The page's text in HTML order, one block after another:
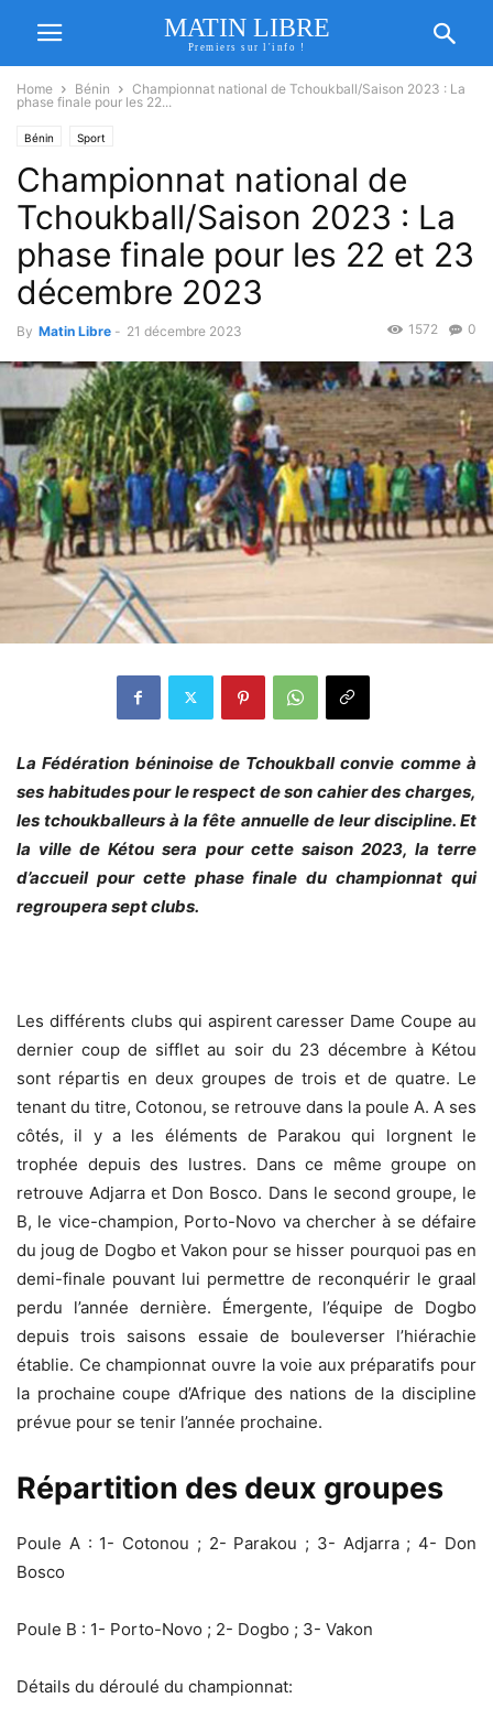
MATIN LIBRE
Premiers sur l'info !
Home Bénin
Championnat national de Tchoukball/Saison 2023 : La
phase finale pour les 22...
Bénin Sport
Championnat national de
Tchoukball/Saison 2023 : La
phase finale pour les 22 et 23
décembre 2023
By Matin Libre - 21 décembre 2023 0
1572
La Fédération béninoise de Tchoukball convie comme à
ses habitudes pour le respect de son cahier des charges,
les tchoukballeurs à la fête annuelle de leur discipline. Et
la ville de Kétou sera pour cette saison 2023, la terre
d’accueil pour cette phase finale du championnat qui
regroupera sept clubs.
Les différents clubs qui aspirent caresser Dame Coupe au
dernier coup de sifflet au soir du 23 décembre à Kétou
sont répartis en deux groupes de trois et de quatre. Le
tenant du titre, Cotonou, se retrouve dans la poule A. A ses
côtés, il y a les éléments de Parakou qui lorgnent le
trophée depuis des lustres. Dans ce même groupe on
retrouve Adjarra et Don Bosco. Dans le second groupe, le
B, le vice-champion, Porto-Novo va chercher à se défaire
du joug de Dogbo et Vakon pour se hisser pourquoi pas en
demi-finale pouvant lui permettre de reconquérir le graal
perdu l’année dernière. Émergente, l’équipe de Dogbo
depuis trois saisons essaie de bouleverser l’hiérachie
établie. Ce championnat ouvre la voie aux préparatifs pour
la prochaine coupe d’Afrique des nations de la discipline
prévue pour se tenir l’année prochaine.
Répartition des deux groupes
Poule A : 1- Cotonou ; 2- Parakou ; 3- Adjarra ; 4- Don
Bosco
Poule B : 1- Porto-Novo ; 2- Dogbo ; 3- Vakon
Détails du déroulé du championnat: